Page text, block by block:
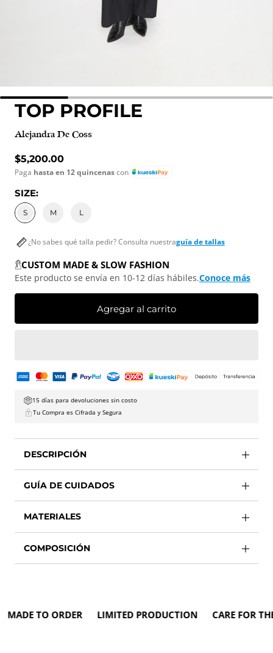
TOP PROFILE
Alejandra De Coss
Precio normal
$5,200.00
Paga hasta en 12 quincenascon
SIZE:
S M L
¿No sabes qué talla pedir? Consulta nuestraguía de tallas
CUSTOM MADE & SLOW FASHION
Este producto se envía en 10-12 días hábiles.Conoce más
Agregar al carrito
15 días para devoluciones sin costo
Tu Compra es Cifrada y Segura
DESCRIPCIÓN
GUÍA DE CUIDADOS
MATERIALES
COMPOSICIÓN
TO ORDER LIMITED PRODUCTION CARE FOR THE